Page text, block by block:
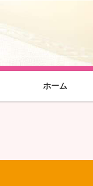
ホーム